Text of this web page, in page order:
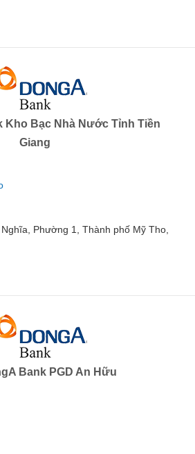
Kho Bạc Nhà Nước Tỉnh Tiền
Giang
Phường 1, Thành phố Mỹ Tho,
Bank PGD An Hữu